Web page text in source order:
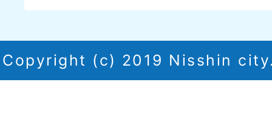
Copyright (c) 2019 Nisshin